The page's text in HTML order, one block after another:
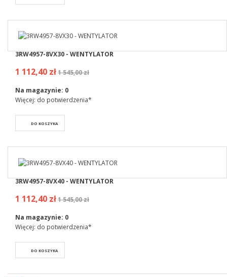
3RW4957-8VX30 - WENTYLATOR
1 112,40 zł1 545,00 zł
Na magazynie: 0
Więcej: do potwierdzenia*
DO KOSZYKA
3RW4957-8VX40 - WENTYLATOR
1 112,40 zł1 545,00 zł
Na magazynie: 0
Więcej: do potwierdzenia*
DO KOSZYKA